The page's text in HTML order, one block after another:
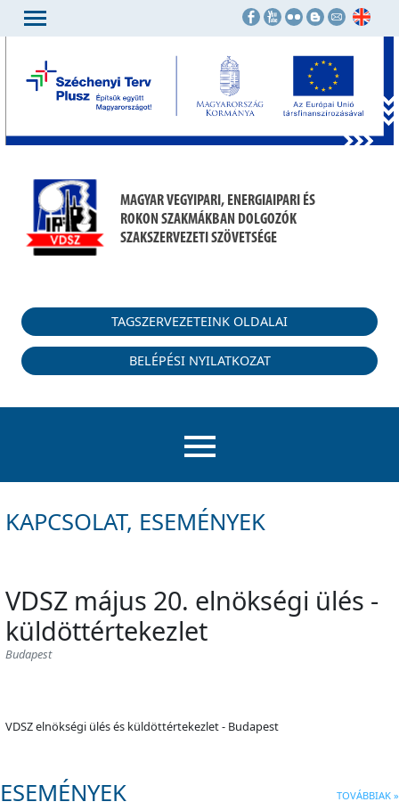
MAGYAR VEGYIPARI, ENERGIAIPARI ÉS
ROKON SZAKMÁKBAN DOLGOZÓK
SZAKSZERVEZETI SZÖVETSÉGE
TAGSZERVEZETEINK OLDALAI
BELÉPÉSI NYILATKOZAT
KAPCSOLAT, ESEMÉNYEK
VDSZ május 20. elnökségi ülés -
küldöttértekezlet
Budapest
VDSZ elnökségi ülés és küldöttértekezlet - Budapest
ESEMÉNYEK TOVÁBBIAK »